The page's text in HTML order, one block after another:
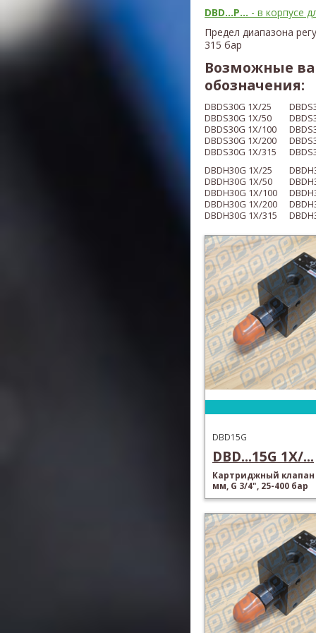
DBD...P... - в корпусе
Предел диапазона
315 бар
Возможные
обозначения:
DBDS30G 1X/25
DBDS30G 1X/50
DBDS30G 1X/100
DBDS30G 1X/200
DBDS30G 1X/315
DBDH30G 1X/25
DBDH30G 1X/50
DBDH30G 1X/100
DBDH30G 1X/200
DBDH30G 1X/315
DBD15G
DBD...15G 1X/...
Картриджный клапан
мм, G 3/4", 25-400 бар